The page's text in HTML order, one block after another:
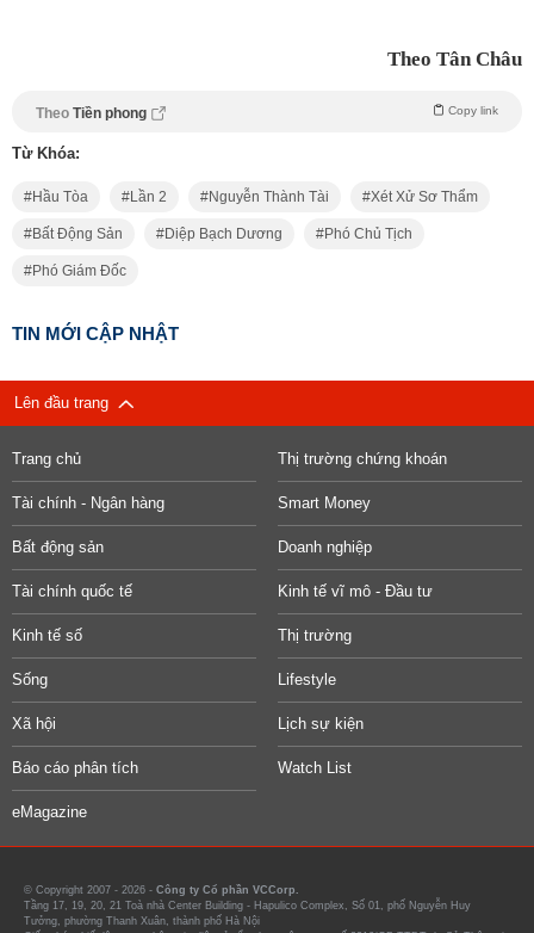
Theo Tân Châu
Theo Tiền phong Copy link
Từ Khóa:
Hầu Tòa Lần 2 Nguyễn Thành Tài Xét Xử Sơ Thẩm
Bất Động Sản Diệp Bạch Dương Phó Chủ Tịch
Phó Giám Đốc
TIN MỚI CẬP NHẬT
Lên đầu trang
Trang chủ Thị trường chứng khoán
Tài chính - Ngân hàng Smart Money
Bất động sản Doanh nghiệp
Tài chính quốc tế Kinh tế vĩ mô - Đầu tư
Kinh tế số Thị trường
Sống Lifestyle
Xã hội Lịch sự kiện
Báo cáo phân tích Watch List
eMagazine
© Copyright 2007 - 2026 - Công ty Cổ phần VCCorp.
Tầng 17, 19, 20, 21 Toà nhà Center Building - Hapulico Complex, Số 01, phố Nguyễn Huy
Tưởng, phường Thanh Xuân, thành phố Hà Nội